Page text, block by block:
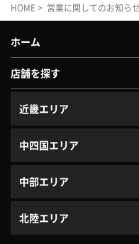
HOME > 営業に関してのお知らせ
ホーム
店舗を探す
近畿エリア
中四国エリア
中部エリア
北陸エリア